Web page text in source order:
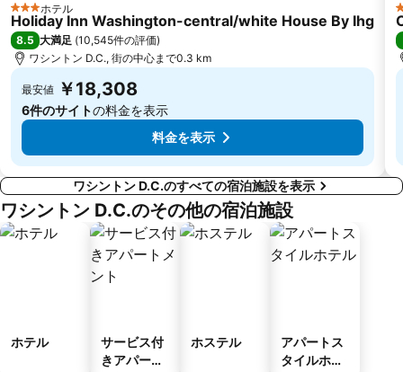
3 ホテルのランク
ホテル
Holiday Inn Washington-central/white House By Ihg
8.5 大満足 (10,545件の評価)
ワシントン D.C., 街の中心まで0.3 km
最安値 ￥18,308
6件のサイトの料金を表示
料金を表示
ワシントン D.C.のすべての宿泊施設を表示
ワシントン D.C.のその他の宿泊施設
ホテル
サービス付
きアパート
ホステル
アパートス
タイルホテ